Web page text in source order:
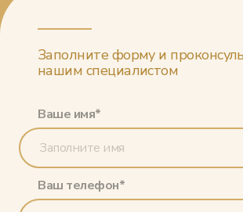
Заполните форму и
нашим специалистом
Ваше имя*
Ваш телефон*